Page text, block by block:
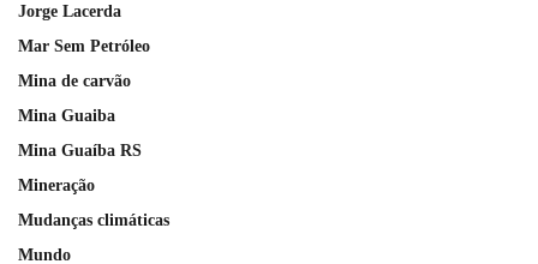
Jorge Lacerda
Mar Sem Petróleo
Mina de carvão
Mina Guaiba
Mina Guaíba RS
Mineração
Mudanças climáticas
Mundo